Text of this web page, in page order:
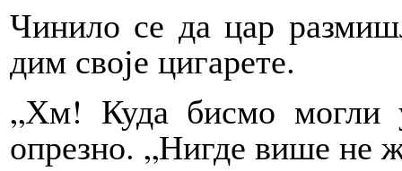
Чинило се да цар
дим своје цигарете.
„Хм! Куда бисмо могли
опрезно. „Нигде више не